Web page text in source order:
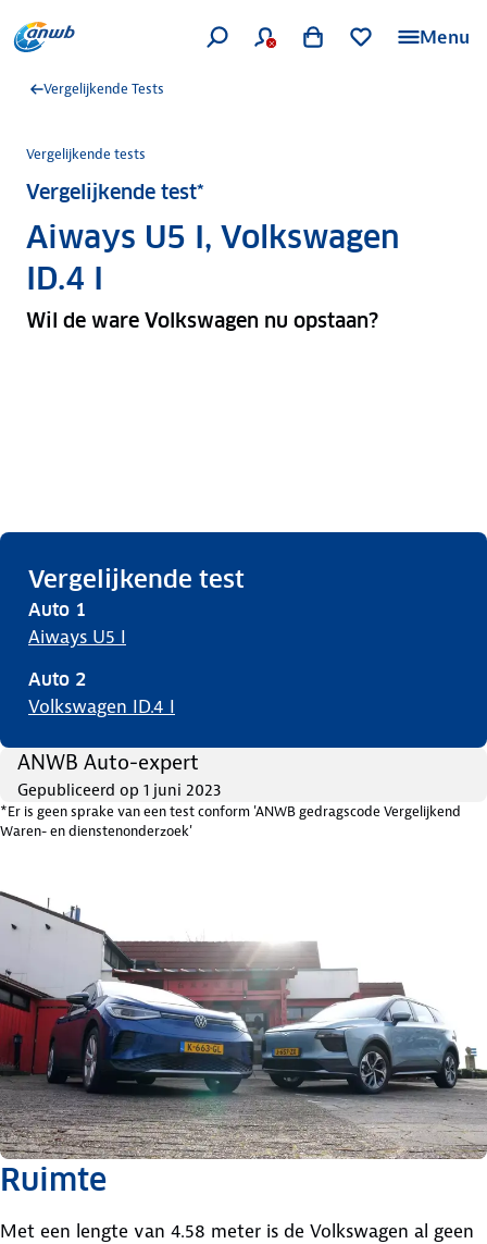
Menu
Vergelijkende Tests
Vergelijkende tests
Vergelijkende test*
Aiways U5 I, Volkswagen
ID.4 I
Wil de ware Volkswagen nu opstaan?
Vergelijkende test
Auto 1
Aiways U5 I
Auto 2
Volkswagen ID.4 I
ANWB Auto-expert
Gepubliceerd op 1 juni 2023
*Er is geen sprake van een test conform 'ANWB gedragscode Vergelijkend
Waren- en dienstenonderzoek'
Ruimte
Met een lengte van 4.58 meter is de Volkswagen al geen